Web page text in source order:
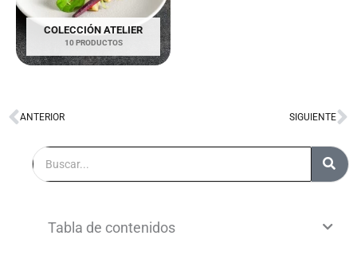
COLECCIÓN ATELIER
10 PRODUCTOS
Ant
ANTERIOR SIGUIENTE
Buscar
Tabla de contenidos